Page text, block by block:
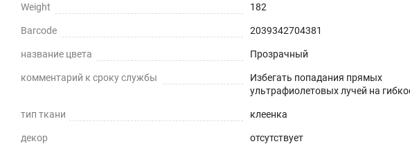
Защита поверхности стола от отпечатков пальцев, пыли, грязи и пятен
Не скрывает натуральный цвет вашего стола или скатерти.
Weight 182
Barcode 2039342704381
название цвета Прозрачный
комментарий к сроку службы
Избегать попадания прямых
ультрафиолетовых лучей на
тип ткани клеенка
декор отсутствует